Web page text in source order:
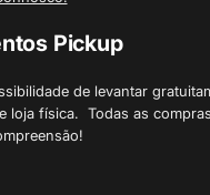
Pickup
de levantar
loja física. Todas as